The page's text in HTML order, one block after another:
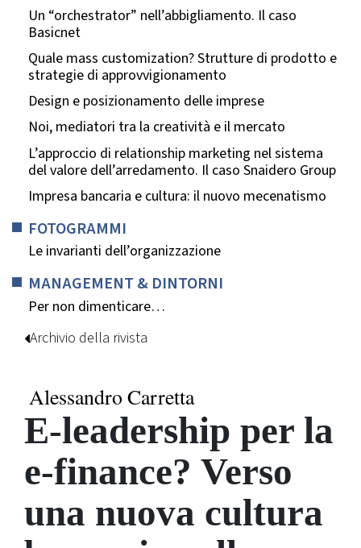
Un “orchestrator” nell’abbigliamento. Il caso
Basicnet
Quale mass customization? Strutture di prodotto e
strategie di approvvigionamento
Design e posizionamento delle imprese
Noi, mediatori tra la creatività e il mercato
L’approccio di relationship marketing nel sistema
del valore dell’arredamento. Il caso Snaidero Group
Impresa bancaria e cultura: il nuovo mecenatismo
FOTOGRAMMI
Le invarianti dell’organizzazione
MANAGEMENT & DINTORNI
Per non dimenticare…
Archivio della rivista
Alessandro Carretta
E-leadership per la
e-finance? Verso
una nuova cultura